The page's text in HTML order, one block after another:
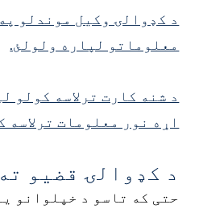
د کډوالۍ وکیل موندلو په
معلوماتو لپاره ولولئ.
د شنه کارت ترلاسه کولو
اړه نور معلومات ترلاسه کړئ.
د کډوالۍ قضیو ته
حتی که تاسو د خپلوانو یا